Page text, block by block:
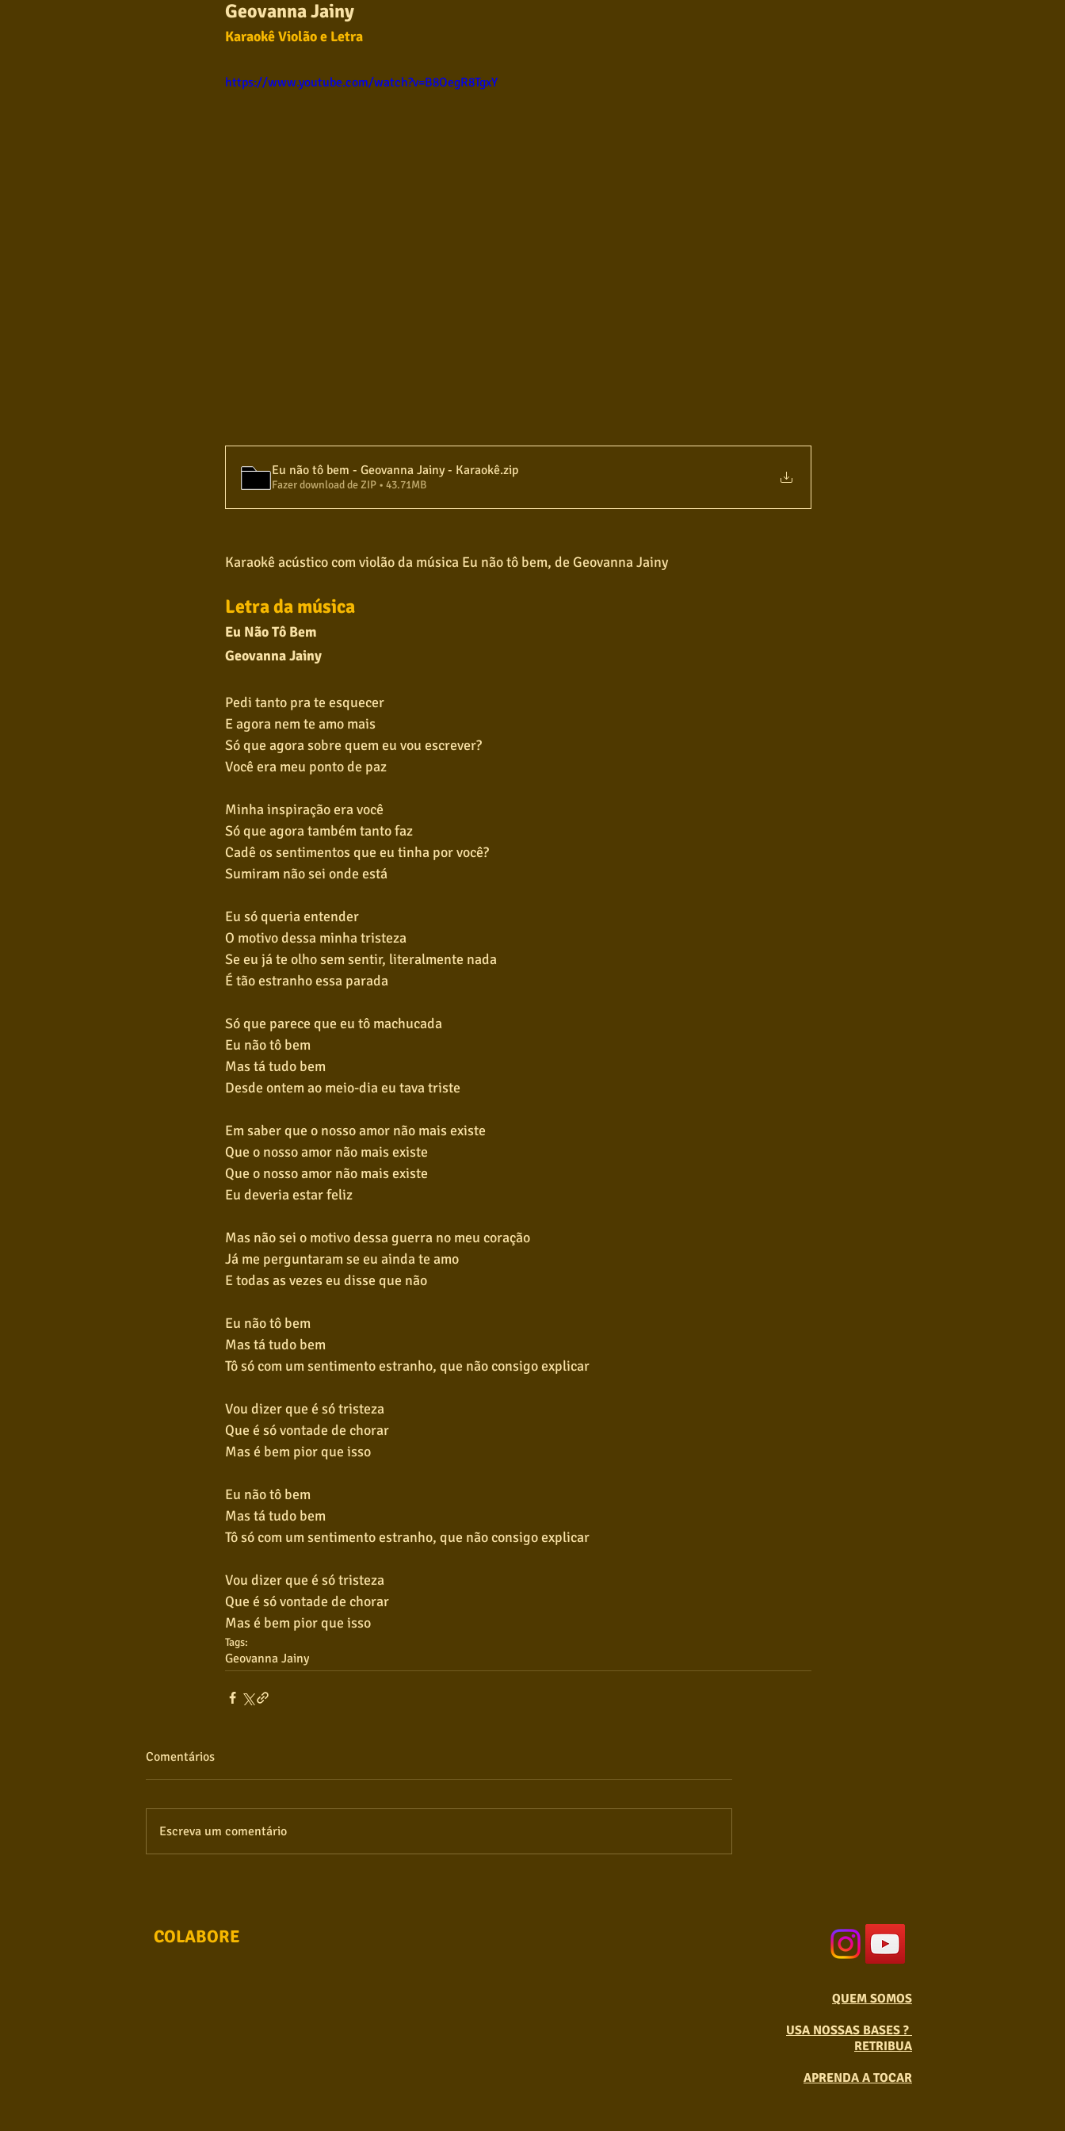
Sertanejo Soul
Geovanna Jainy
Karaokê Violão e Letra
https://www.youtube.com/watch?v=B8OegR8TgxY
Eu não tô bem - Geovanna Jainy - Karaokê.zip
Fazer download de ZIP • 43.71MB
Karaokê acústico com violão da música Eu não tô bem, de Geovanna Jainy
Letra da música
Eu Não Tô Bem
Geovanna Jainy
Pedi tanto pra te esquecer
E agora nem te amo mais
Só que agora sobre quem eu vou escrever?
Você era meu ponto de paz
Minha inspiração era você
Só que agora também tanto faz
Cadê os sentimentos que eu tinha por você?
Sumiram não sei onde está
Eu só queria entender
O motivo dessa minha tristeza
Se eu já te olho sem sentir, literalmente nada
É tão estranho essa parada
Só que parece que eu tô machucada
Eu não tô bem
Mas tá tudo bem
Desde ontem ao meio-dia eu tava triste
Em saber que o nosso amor não mais existe
Que o nosso amor não mais existe
Que o nosso amor não mais existe
Eu deveria estar feliz
Mas não sei o motivo dessa guerra no meu coração
Já me perguntaram se eu ainda te amo
E todas as vezes eu disse que não
Eu não tô bem
Mas tá tudo bem
Tô só com um sentimento estranho, que não consigo explicar
Vou dizer que é só tristeza
Que é só vontade de chorar
Mas é bem pior que isso
Eu não tô bem
Mas tá tudo bem
Tô só com um sentimento estranho, que não consigo explicar
Vou dizer que é só tristeza
Que é só vontade de chorar
Mas é bem pior que isso
Tags:
Geovanna Jainy
Comentários
Escreva um comentário
COLABORE
QUEM SOMOS
USA NOSSAS BASES ?
RETRIBUA
APRENDA A TOCAR